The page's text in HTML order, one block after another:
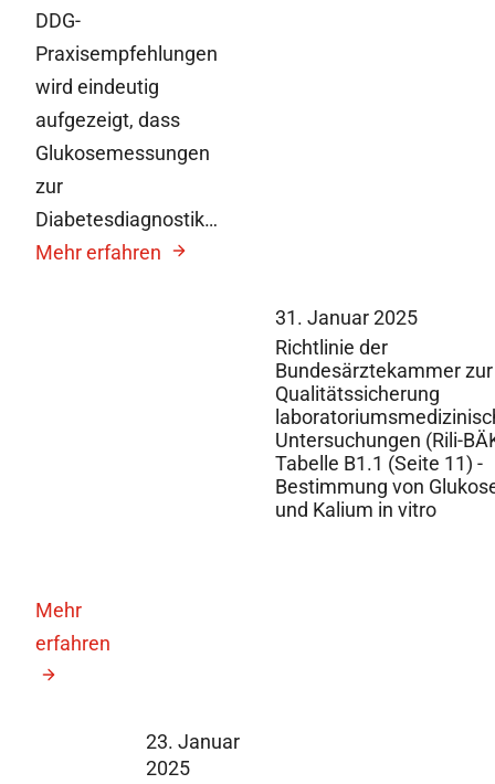
31. Januar 2025
Richtlinie der
Bundesärztekammer zur
Qualitätssicherung
Untersuchungen (Rili-
Tabelle B1.1 (Seite 11) -
Bestimmung von
und Kalium in vitro
DDG-
Praxisempfehlungen
wird eindeutig
aufgezeigt, dass
Glukosemessungen
zur
Diabetesdiagnostik…
Mehr erfahren
23. Januar
2025
Mehr
erfahren